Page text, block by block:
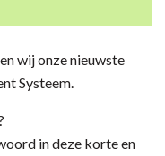
wij onze nieuwste
Systeem.
in deze korte en